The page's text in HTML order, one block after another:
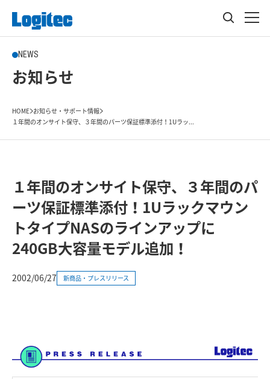
NEWS
お知らせ
HOME お知らせ・サポート情報
１年間のオンサイト保守、３年間のパーツ保証標準添付！1Uラッ...
１年間のオンサイト保守、３年間のパ
ーツ保証標準添付！1Uラックマウン
トタイプNASのラインアップに
240GB大容量モデル追加！
2002/06/27 新商品・プレスリリース